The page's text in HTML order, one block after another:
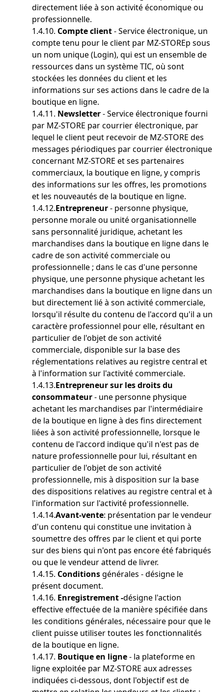
directement liée à son activité économique ou
professionnelle.
1.4.10. Compte client - Service électronique, un
compte tenu pour le client par MZ-STOREp sous
un nom unique (Login), qui est un ensemble de
ressources dans un système TIC, où sont
stockées les données du client et les
informations sur ses actions dans le cadre de la
boutique en ligne.
1.4.11.
Newsletter - Service électronique fourni
par MZ-STORE par courrier électronique, par
lequel le client peut recevoir de MZ-STORE des
messages périodiques par courrier électronique
concernant MZ-STORE et ses partenaires
commerciaux, la boutique en ligne, y compris
des informations sur les offres, les promotions
et les nouveautés de la boutique en ligne.
1.4.12. Entrepreneur - personne physique,
personne morale ou unité organisationnelle
sans personnalité juridique, achetant les
marchandises dans la boutique en ligne dans le
cadre de son activité commerciale ou
professionnelle ; dans le cas d'une personne
physique, une personne physique achetant les
marchandises dans la boutique en ligne dans un
but directement lié à son activité commerciale,
lorsqu'il résulte du contenu de l'accord qu'il a un
caractère professionnel pour elle, résultant en
particulier de l'objet de son activité
commerciale, disponible sur la base des
réglementations relatives au registre central et
à l'information sur l'activité commerciale.
1.4.13. Entrepreneur sur les droits du
consommateur - une personne physique
achetant les marchandises par l'intermédiaire
de la boutique en ligne à des fins directement
liées à son activité professionnelle, lorsque le
contenu de l'accord indique qu'il n'est pas de
nature professionnelle pour lui, résultant en
particulier de l'objet de son activité
professionnelle, mis à disposition sur la base
des dispositions relatives au registre central et à
l'information sur l'activité professionnelle.
1.4.14. Avant-vente: présentation par le vendeur
d'un contenu qui constitue une invitation à
soumettre des offres par le client et qui porte
sur des biens qui n'ont pas encore été fabriqués
ou que le vendeur attend de livrer.
1.4.15. Conditions générales - désigne le
présent document.
1.4.16.
Enregistrement -désigne l'action
effective effectuée de la manière spécifiée dans
les conditions générales, nécessaire pour que le
client puisse utiliser toutes les fonctionnalités
de la boutique en ligne.
1.4.17.
Boutique en ligne - la plateforme en
ligne exploitée par MZ-STORE aux adresses
indiquées ci-dessous, dont l'objectif est de